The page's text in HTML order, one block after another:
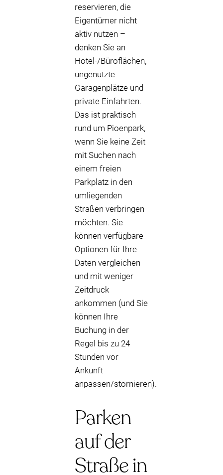
reservieren, die
Eigentümer nicht
aktiv nutzen –
denken Sie an
Hotel-/Büroflächen,
ungenutzte
Garagenplätze und
private Einfahrten.
Das ist praktisch
rund um Pioenpark,
wenn Sie keine Zeit
mit Suchen nach
einem freien
Parkplatz in den
umliegenden
Straßen verbringen
möchten. Sie
können verfügbare
Optionen für Ihre
Daten vergleichen
und mit weniger
Zeitdruck
ankommen (und Sie
können Ihre
Buchung in der
Regel bis zu 24
Stunden vor
Ankunft
anpassen/stornieren).
Parken
auf der
Straße in